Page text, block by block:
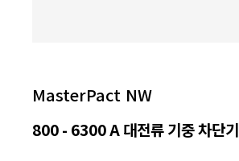
MasterPact NW
800 - 6300 A 대전류 기중 차단기